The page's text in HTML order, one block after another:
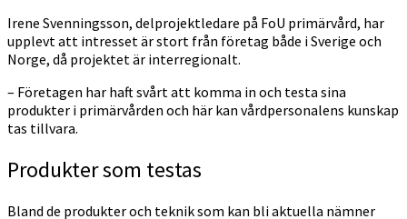
Irene Svenningsson, delprojektledare på FoU primärvård, har
upplevt att intresset är stort från företag både i Sverige och
Norge, då projektet är interregionalt.
– Företagen har haft svårt att komma in och testa sina
produkter i primärvården och här kan vårdpersonalens kunskap
tas tillvara.
Produkter som testas
Bland de produkter och teknik som kan bli aktuella nämner